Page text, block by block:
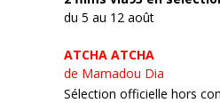
du 5 au 12 août
ATCHA ATCHA
de Mamadou Dia
Sélection officielle hors